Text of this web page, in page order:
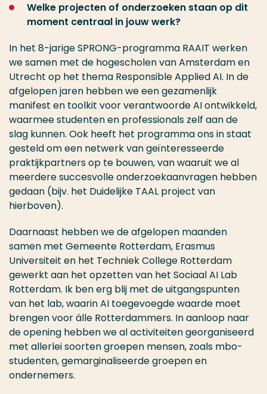
Welke projecten of onderzoeken staan op dit
moment centraal in jouw werk?
In het 8-jarige SPRONG-programma RAAIT werken
we samen met de hogescholen van Amsterdam en
Utrecht op het thema Responsible Applied AI. In de
afgelopen jaren hebben we een gezamenlijk
manifest en toolkit voor verantwoorde AI ontwikkeld,
waarmee studenten en professionals zelf aan de
slag kunnen. Ook heeft het programma ons in staat
gesteld om een netwerk van geïnteresseerde
praktijkpartners op te bouwen, van waaruit we al
meerdere succesvolle onderzoekaanvragen hebben
gedaan (bijv. het Duidelijke TAAL project van
hierboven).
Daarnaast hebben we de afgelopen maanden
samen met Gemeente Rotterdam, Erasmus
Universiteit en het Techniek College Rotterdam
gewerkt aan het opzetten van het Sociaal AI Lab
Rotterdam. Ik ben erg blij met de uitgangspunten
van het lab, waarin AI toegevoegde waarde moet
brengen voor álle Rotterdammers. In aanloop naar
de opening hebben we al activiteiten georganiseerd
met allerlei soorten groepen mensen, zoals mbo-
studenten, gemarginaliseerde groepen en
ondernemers.